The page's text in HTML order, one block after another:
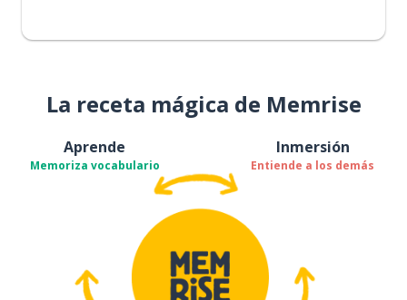
La receta mágica de Memrise
Aprende
Memoriza vocabulario
Inmersión
Entiende a los demás